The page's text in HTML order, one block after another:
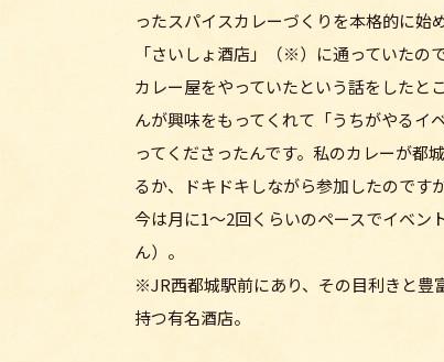
ったスパイスカレーづくりを本格的に始
「さいしょ酒店」（※）に通っていたの
カレー屋をやっていたという話をしたと
んが興味をもってくれて「うちがやるイ
ってくださったんです。私のカレーが都
るか、ドキドキしながら参加したのです
今は月に1〜2回くらいのペースでイベン
ん）。
※JR西都城駅前にあり、その目利きと豊
持つ有名酒店。